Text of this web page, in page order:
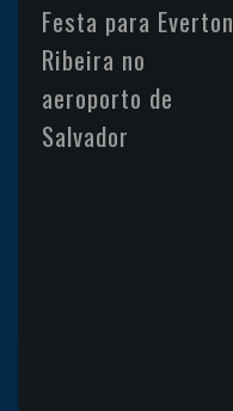
Festa para Everton
Ribeira no
aeroporto de
Salvador